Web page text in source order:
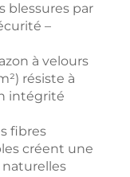
blessures par
–
à velours
résiste à
intégrité
fibres
créent une